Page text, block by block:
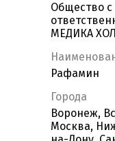
Общество
МЕДИКА
Рафамин
Города
Воронеж,
Москва,